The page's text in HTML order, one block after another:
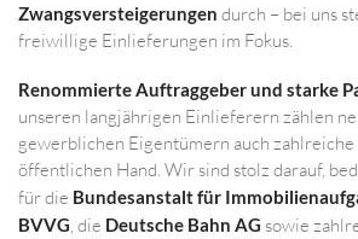
Zwangsversteigerungen durch – bei uns
freiwillige Einlieferungen im Fokus.
Renommierte Auftraggeber und starke
unseren langjährigen Einlieferern zählen
gewerblichen Eigentümern auch
öffentlichen Hand. Wir sind stolz darauf,
für die Bundesanstalt für
BVVG, die Deutsche Bahn AG sowie